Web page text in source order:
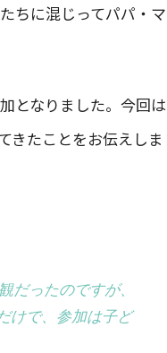
ちに混じってパパ・マ
となりました。今回は
きたことをお伝えしま
だったのですが、
けで、参加は子ど